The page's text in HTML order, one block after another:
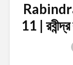
11 |